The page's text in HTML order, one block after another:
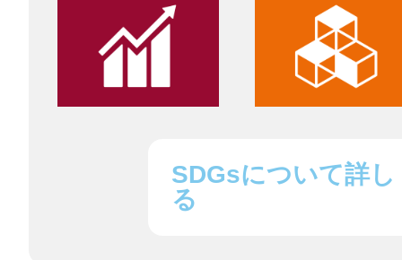
SDGsについて詳し
る
厚木